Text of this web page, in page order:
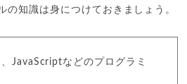
の知識は身につけておきましょう。
JavaScriptなどのプログラミ